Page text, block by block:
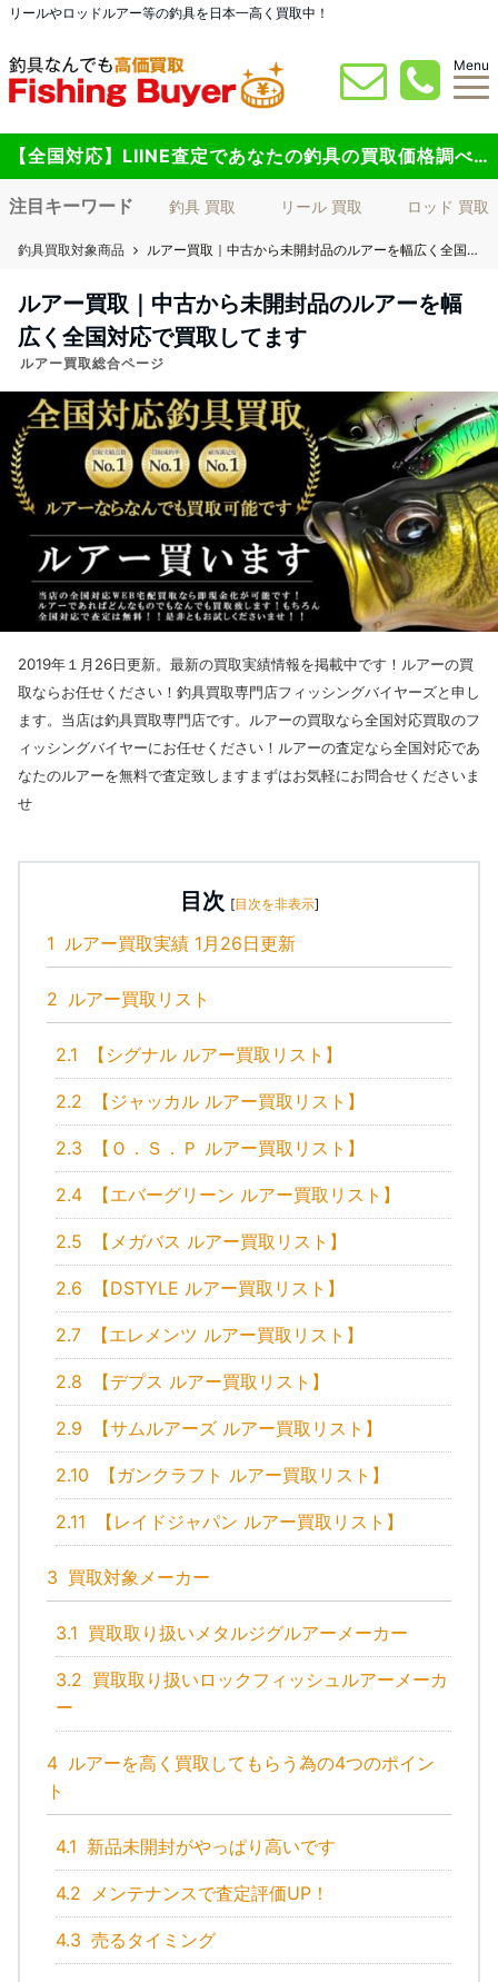
リールやロッドルアー等の釣具を日本一高く買取中！
Menu
【全国対応】LIINE査定であなたの釣具の買取価格調べてみませんか？
注目キーワード 釣具 買取 リール 買取 ロッド 買取
釣具買取対象商品 ルアー買取｜中古から未開封品のルアーを幅広く全国対応で買取してます
ルアー買取｜中古から未開封品のルアーを幅
広く全国対応で買取してます
ルアー買取総合ページ
2019年１月26日更新。最新の買取実績情報を掲載中です！ルアーの買
取ならお任せください！釣具買取専門店フィッシングバイヤーズと申し
ます。 当店は釣具買取専門店です。ルアーの買取なら全国対応買取のフ
ィッシングバイヤーにお任せください！ルアーの査定なら全国対応であ
なたのルアーを無料で査定致しますまずはお気軽にお問合せくださいま
せ
目次 [目次を非表示]
1 ルアー買取実績 1月26日更新
2 ルアー買取リスト
2.1 【シグナル ルアー買取リスト】
2.2 【ジャッカル ルアー買取リスト】
2.3 【Ｏ．Ｓ．Ｐ ルアー買取リスト】
2.4 【エバーグリーン ルアー買取リスト】
2.5 【メガバス ルアー買取リスト】
2.6 【DSTYLE ルアー買取リスト】
2.7 【エレメンツ ルアー買取リスト】
2.8 【デプス ルアー買取リスト】
2.9 【サムルアーズ ルアー買取リスト】
2.10 【ガンクラフト ルアー買取リスト】
2.11 【レイドジャパン ルアー買取リスト】
3 買取対象メーカー
3.1 買取取り扱いメタルジグルアーメーカー
3.2 買取取り扱いロックフィッシュルアーメーカ
ー
4 ルアーを高く買取してもらう為の4つのポイン
ト
4.1 新品未開封がやっぱり高いです
4.2 メンテナンスで査定評価UP！
4.3 売るタイミング